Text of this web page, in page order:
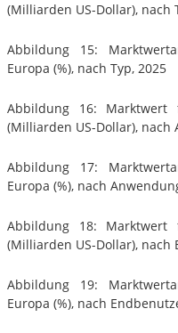
(Milliarden US-Dollar), nach
Abbildung 15:
Europa (%), nach Typ, 2025
Abbildung 16: Marktwert
(Milliarden US-Dollar), nach
Abbildung 17:
Europa (%), nach
Abbildung 18: Marktwert
(Milliarden US-Dollar), nach
Abbildung 19:
Europa (%), nach